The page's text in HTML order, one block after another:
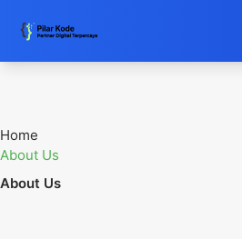
Home
About Us
About Us